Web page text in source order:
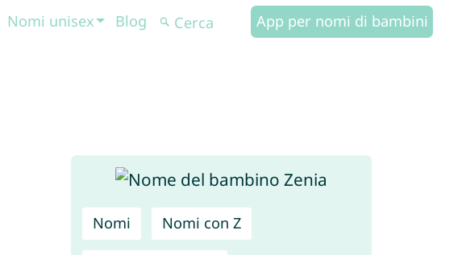
Nomi unisex Blog App per nomi di bambini
Nomi Nomi con Z